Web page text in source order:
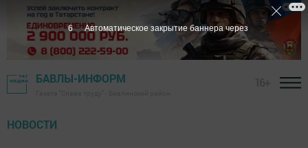
БАВЛЫ-ИНФОРМ
НОВОСТИ
5 Автоматическое закрытие баннера через